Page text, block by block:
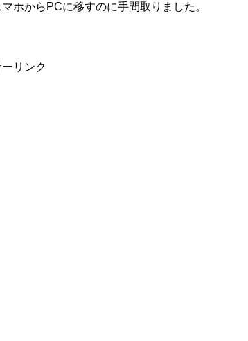
ホからPCに移すのに手間取りました。
リンク